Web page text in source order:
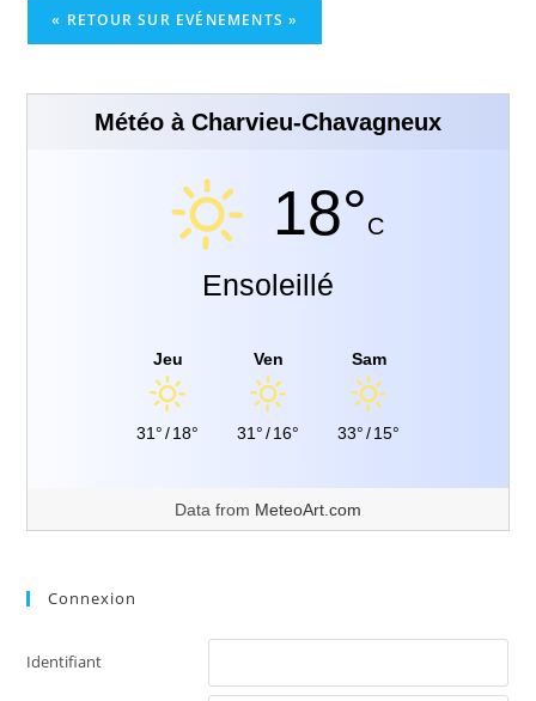
« RETOUR SUR EVÉNEMENTS »
Météo à Charvieu-Chavagneux
18°C
Ensoleillé
Jeu
31°/18°
Ven
31°/16°
Sam
33°/15°
Data from MeteoArt.com
Connexion
Identifiant